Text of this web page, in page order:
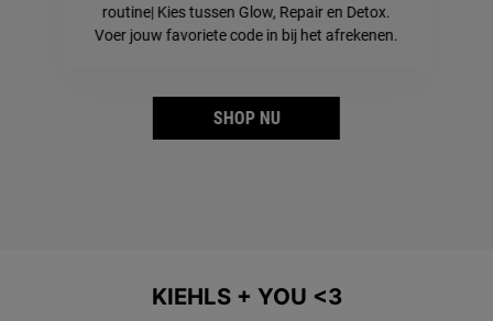
routine| Kies tussen Glow, Repair en Detox.
Voer jouw favoriete code in bij het afrekenen.
SHOP NU
KIEHLS + YOU <3